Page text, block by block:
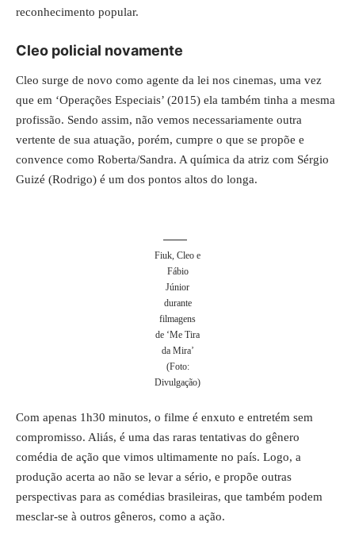
reconhecimento popular.
Cleo policial novamente
Cleo surge de novo como agente da lei nos cinemas, uma vez
que em ‘Operações Especiais’ (2015) ela também tinha a mesma
profissão. Sendo assim, não vemos necessariamente outra
vertente de sua atuação, porém, cumpre o que se propõe e
convence como Roberta/Sandra. A química da atriz com Sérgio
Guizé (Rodrigo) é um dos pontos altos do longa.
Fiuk, Cleo e
Fábio
Júnior
durante
filmagens
de ‘Me Tira
da Mira’
(Foto:
Divulgação)
Com apenas 1h30 minutos, o filme é enxuto e entretém sem
compromisso. Aliás, é uma das raras tentativas do gênero
comédia de ação que vimos ultimamente no país. Logo, a
produção acerta ao não se levar a sério, e propõe outras
perspectivas para as comédias brasileiras, que também podem
mesclar-se à outros gêneros, como a ação.